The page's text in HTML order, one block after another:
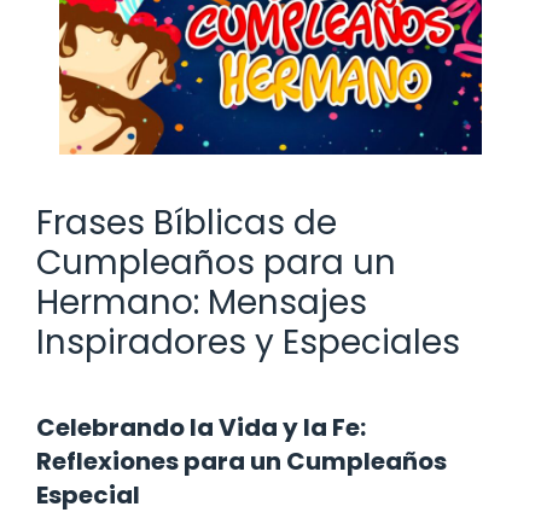
Frases Bíblicas de
Cumpleaños para un
Hermano: Mensajes
Inspiradores y Especiales
Celebrando la Vida y la Fe:
Reflexiones para un Cumpleaños
Especial